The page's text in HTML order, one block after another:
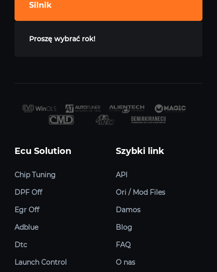
Silnik
Proszę wybrać rok!
Ecu Solution
Chip Tuning
DPF Off
Egr Off
Adblue
Dtc
Launch Control
Szybki link
API
Ori / Mod Files
Damos
Blog
FAQ
O nas